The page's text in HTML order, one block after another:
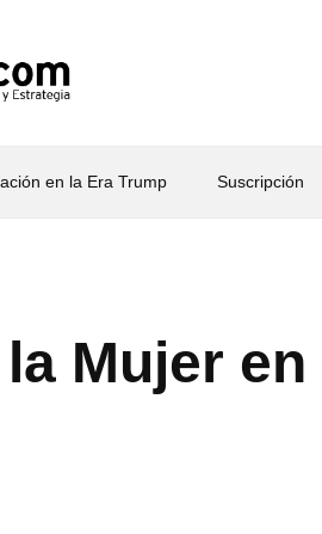
en la Era Trump Suscripción
Mujer en